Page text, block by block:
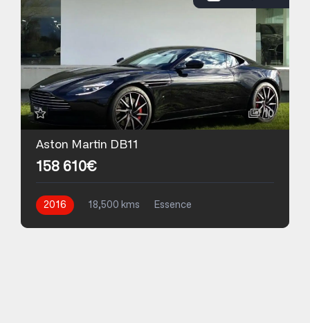
10
Aston Martin DB11
158 610€
2016 18,500 kms Essence